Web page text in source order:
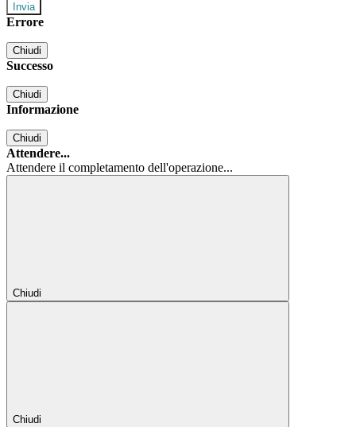
Errore
Chiudi
Successo
Chiudi
Informazione
Chiudi
Attendere...
Attendere il completamento dell'operazione...
Chiudi
Chiudi